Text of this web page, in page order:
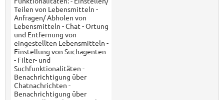
Teilen von Lebensmitteln -
Anfragen/ Abholen von
Lebensmitteln - Chat - Ortung
und Entfernung von
eingestellten Lebensmitteln -
Einstellung von Suchagenten
- Filter- und
Suchfunktionalitäten -
Benachrichtigung über
Chatnachrichten -
Benachrichtigung über